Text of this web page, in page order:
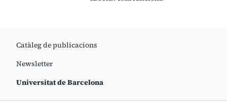
Catàleg de publicacions
Newsletter
Universitat de Barcelona